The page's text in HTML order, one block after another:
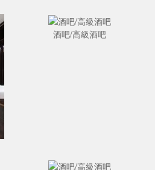
酒吧/高級酒吧